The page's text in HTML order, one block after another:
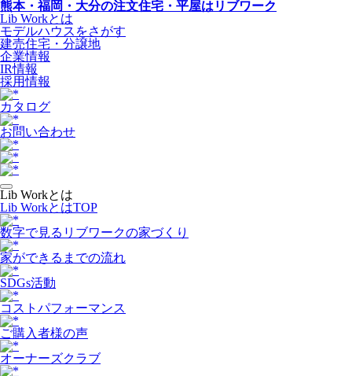
熊本・福岡・大分の注文住宅・平屋はリブワーク
Lib Workとは
モデルハウスをさがす
建売住宅・分譲地
企業情報
IR情報
採用情報
カタログ
お問い合わせ
Lib Workとは
Lib WorkとはTOP
数字で⾒るリブワークの家づくり
家ができるまでの流れ
SDGs活動
コストパフォーマンス
ご購入者様の声
オーナーズクラブ